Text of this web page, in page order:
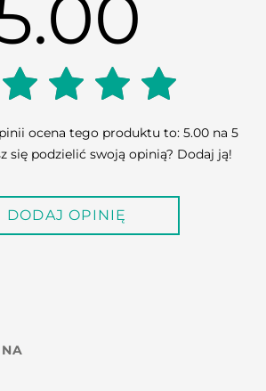
5.00
of
5
ocena tego produktu to: 5.00 na 5
się podzielić swoją opinią? Dodaj ją!
DODAJ OPINIĘ